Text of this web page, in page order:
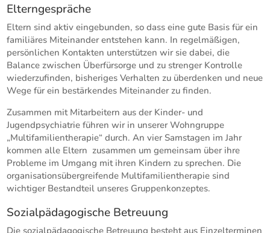
Elterngespräche
Eltern sind aktiv eingebunden, so dass eine gute Basis für ein
familiäres Miteinander entstehen kann. In regelmäßigen,
persönlichen Kontakten unterstützen wir sie dabei, die
Balance zwischen Überfürsorge und zu strenger Kontrolle
wiederzufinden, bisheriges Verhalten zu überdenken und neue
Wege für ein bestärkendes Miteinander zu finden.
Zusammen mit Mitarbeitern aus der Kinder- und
Jugendpsychiatrie führen wir in unserer Wohngruppe
„Multifamilientherapie“ durch. An vier Samstagen im Jahr
kommen alle Eltern zusammen um gemeinsam über ihre
Probleme im Umgang mit ihren Kindern zu sprechen. Die
organisationsübergreifende Multifamilientherapie sind
wichtiger Bestandteil unseres Gruppenkonzeptes.
Sozialpädagogische Betreuung
Die sozialpädagogische Betreuung besteht aus Einzelterminen